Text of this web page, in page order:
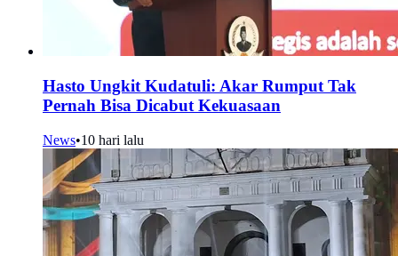
Hasto Ungkit Kudatuli: Akar Rumput Tak
Pernah Bisa Dicabut Kekuasaan
News•10 hari lalu